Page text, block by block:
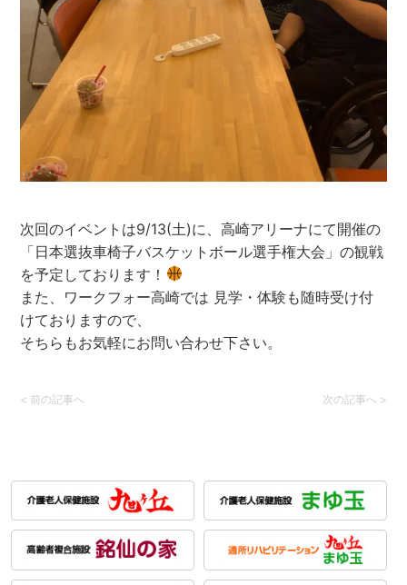
次回のイベントは9/13(土)に、高崎アリーナにて開催の
「日本選抜車椅子バスケットボール選手権大会」の観戦
を予定しております！
また、ワークフォー高崎では 見学・体験も随時受け付
けておりますので、
そちらもお気軽にお問い合わせ下さい。
<前の記事へ 次の記事へ >